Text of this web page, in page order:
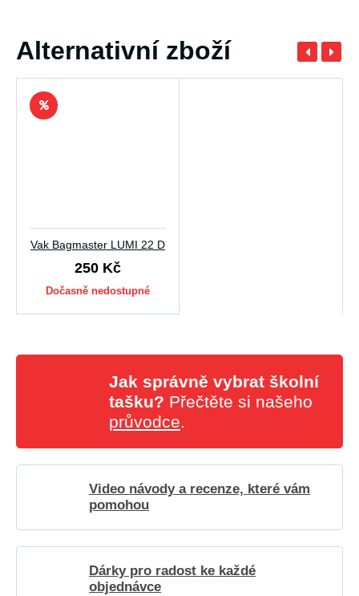
Alternativní zboží
Vak Bagmaster LUMI 22 D
250 Kč
Dočasně nedostupné
Jak správně vybrat školní
tašku? Přečtěte si našeho
průvodce.
Video návody a recenze, které vám
pomohou
Dárky pro radost ke každé
objednávce